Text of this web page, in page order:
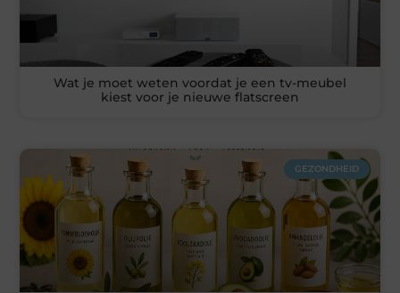
Wat je moet weten voordat je een tv-meubel
kiest voor je nieuwe flatscreen
GEZONDHEID